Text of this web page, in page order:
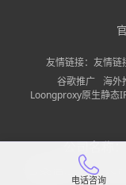
请确保您
友情链接：友情链
谷歌推广
海外
Loongproxy原生静态
公司名称：
备案信息：粤
电话咨询